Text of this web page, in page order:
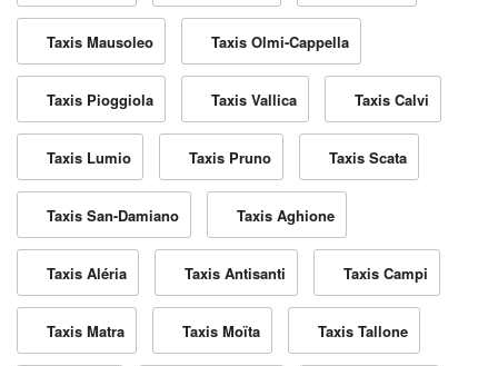
Taxis Mausoleo Taxis Olmi-Cappella
Taxis Pioggiola Taxis Vallica Taxis Calvi
Taxis Lumio Taxis Pruno Taxis Scata
Taxis San-Damiano Taxis Aghione
Taxis Aléria Taxis Antisanti Taxis Campi
Taxis Matra Taxis Moïta Taxis Tallone